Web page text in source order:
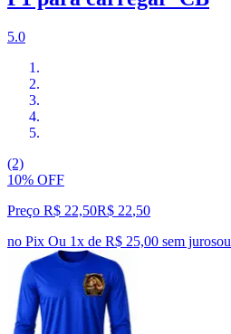
5.0
(2)
10% OFF
Preço R$ 22,50R$ 22,50
no Pix Ou 1x de R$ 25,00 sem jurosou